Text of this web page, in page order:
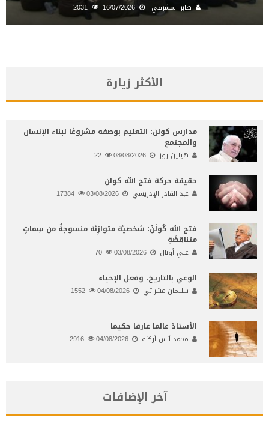
صابر المشرفي 16/07/2026
2031
الأكثر زيارة
مدارس كولن: التعليم بوصفه مشروعًا لبناء الإنسان
والمجتمع
هيلين روز 08/08/2026
حقيقة حركة فتح الله كولن
عبد القادر الإدريسي 03/08/2026
فتح الله كُولَنْ: شخصيّة متوازِنَة منسوجةٌ من سِماتٍ
متناقِضَةٍ
علي أونال 03/08/2026
الوعي بالتاريخ، وفعل الإحياء
سليمان عشراتي 04/08/2026
الأستاذ عالما عارفا حكيما
محمد أنس أركنه 04/08/2026
آخر الإضافات